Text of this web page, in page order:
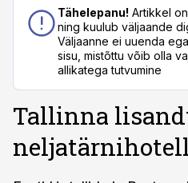
Tähelepanu! Artikkel
ning kuulub väljaande
Väljaanne ei uuenda
sisu, mistõttu võib olla
allikatega tutvumine
Tallinna